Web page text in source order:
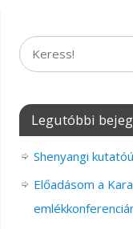
Legutóbbi
Shenyangi
Előadásom a